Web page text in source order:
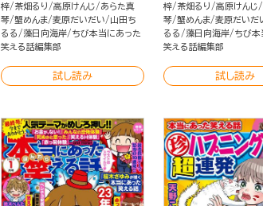
梓
茶畑るり 高原けんじ
あらた真
琴 蟹めんま 麦原だいだい
山田ち
るる
藻日向海岸
ちび本当にあった
笑える話編集部
試し読み
梓
茶畑るり 高原けんじ
琴 蟹めんま 麦原だいだ
るる
藻日向海岸
ちび本
笑える話編集部
試し読み